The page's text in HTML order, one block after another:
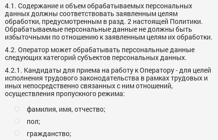
4.1. Содержание и объем обрабатываемых персональных
данных должны соответствовать заявленным целям
обработки, предусмотренным в разд. 2 настоящей Политики.
Обрабатываемые персональные данные не должны быть
избыточными по отношению к заявленным целям их обработки.
4.2. Оператор может обрабатывать персональные данные
следующих категорий субъектов персональных данных.
4.2.1. Кандидаты для приема на работу к Оператору - для целей
исполнения трудового законодательства в рамках трудовых и
иных непосредственно связанных с ним отношений,
осуществления пропускного режима:
фамилия, имя, отчество;
пол;
гражданство;